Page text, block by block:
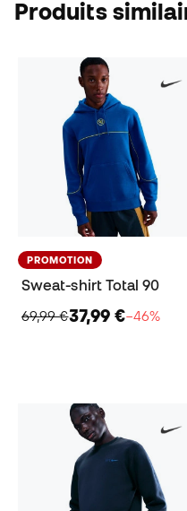
Produits
PROMOTION
Sweat-shirt Total 90
69,99 €37,99 €−46%